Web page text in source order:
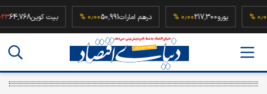
۰٫۰۰ % یورو217,300 ۰٫۰۰ % درهم امارات50,991 ۰٫۰۰ % بیت کوین